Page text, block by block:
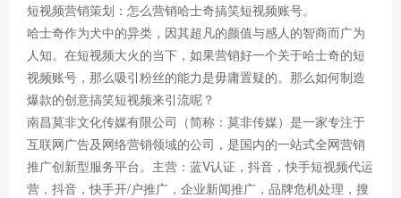
短视频营销策划：怎么营销哈士奇搞笑短视频账号。
哈士奇作为犬中的异类，因其超凡的颜值与感人的智商而广为
人知。在短视频大火的当下，如果营销好一个关于哈士奇的短
视频账号，那么吸引粉丝的能力是毋庸置疑的。那么如何制造
爆款的创意搞笑短视频来引流呢？
南昌莫非文化传媒有限公司（简称：莫非传媒）是一家专注于
互联网广告及网络营销领域的公司，是国内的一站式全网营销
推广创新型服务平台。主营：蓝V认证，抖音，快手短视频代运
营，抖音，快手开/户推广，企业新闻推广，品牌危机处理，搜